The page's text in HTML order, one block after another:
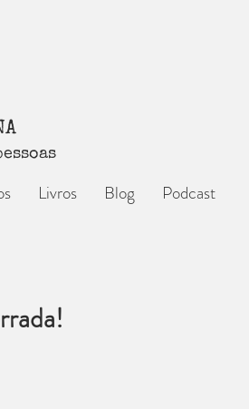
Livros Blog Podcast